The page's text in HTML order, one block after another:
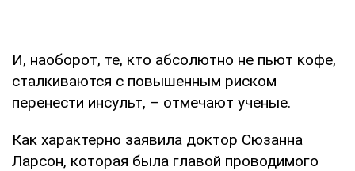
И, наоборот, те, кто абсолютно не пьют кофе,
сталкиваются с повышенным риском
перенести инсульт, – отмечают ученые.
Как характерно заявила доктор Сюзанна
Ларсон, которая была главой проводимого